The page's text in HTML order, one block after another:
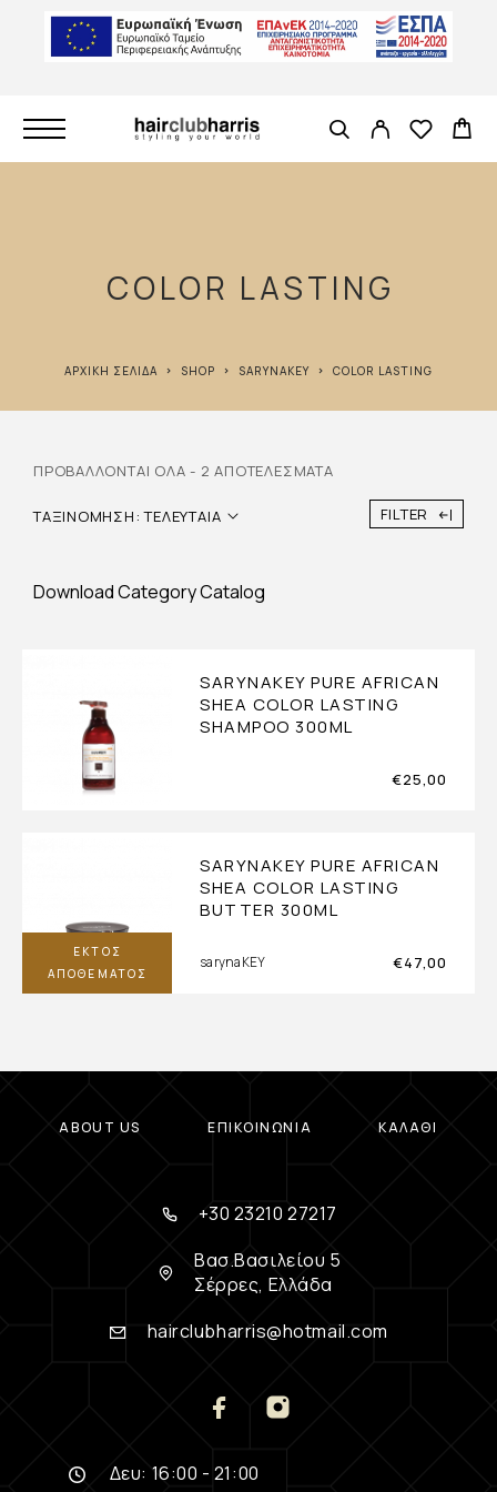
COLOR LASTING
ΑΡΧΙΚΉ ΣΕΛΊΔΑ SHOP SARYNAKEY COLOR LASTING
ΠΡΟΒΆΛΛΟΝΤΑΙ ΌΛΑ - 2 ΑΠΟΤΕΛΈΣΜΑΤΑ
ΤΑΞΙΝΌΜΗΣΗ: ΤΕΛΕΥΤΑΊΑ FILTER
Download Category Catalog
SARYNAKEY PURE AFRICAN
SHEA COLOR LASTING
SHAMPOO 300ML
€25,00
ΕΚΤΌΣ
ΑΠΟΘΈΜΑΤΟΣ
SARYNAKEY PURE AFRICAN
SHEA COLOR LASTING
BUTTER 300ML
sarynaKEY €47,00
ABOUT US ΕΠΙΚΟΙΝΩΝΊΑ ΚΑΛΆΘΙ
+30 23210 27217
Βασ.Βασιλείου 5
Σέρρες, Ελλάδα
hairclubharris@hotmail.com
Δευ: 16:00 - 21:00